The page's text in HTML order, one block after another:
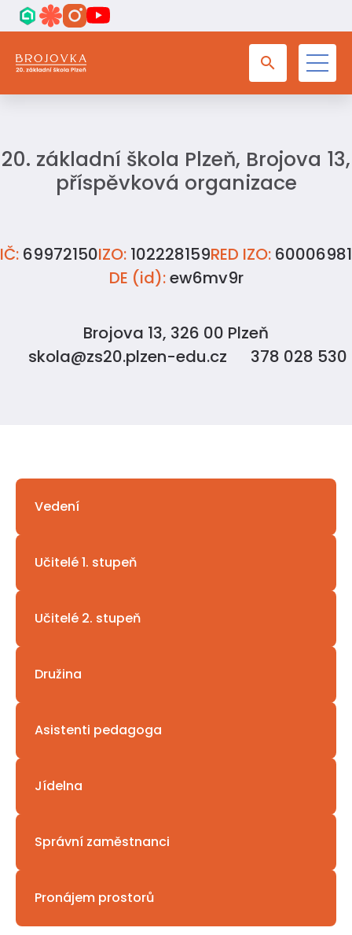
Kontakt
20. základní škola Plzeň, Brojova 13,
příspěvková organizace
IČ: 69972150IZO: 102228159RED IZO: 60006981
DE (id):ew6mv9r
Brojova 13, 326 00 Plzeň
skola@zs20.plzen-edu.cz
378 028 530
Vedení
Učitelé 1. stupeň
Učitelé 2. stupeň
Družina
Asistenti pedagoga
Jídelna
Správní zaměstnanci
Pronájem prostorů